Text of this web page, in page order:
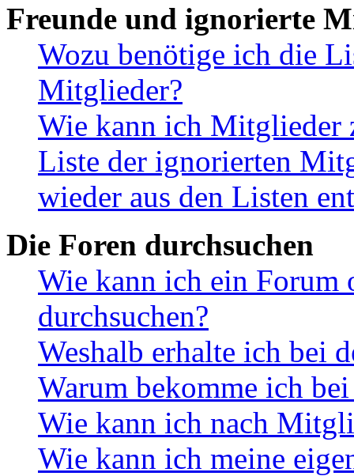
Freunde und ignorierte
Wozu benötige ich die
Mitglieder?
Wie kann ich Mitglieder
Liste der ignorierten
wieder aus den Listen
Die Foren durchsuchen
Wie kann ich ein Forum
durchsuchen?
Weshalb erhalte ich bei
Warum bekomme ich
Wie kann ich nach
Wie kann ich meine